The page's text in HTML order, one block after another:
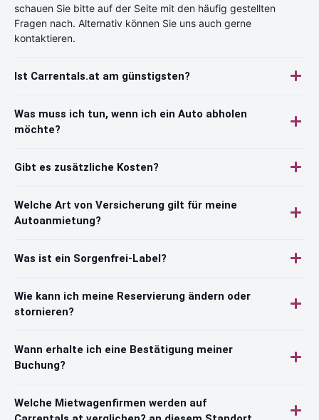
schauen Sie bitte auf der Seite mit den häufig gestellten
Fragen nach. Alternativ können Sie uns auch gerne
kontaktieren.
Ist Carrentals.at am günstigsten?
Was muss ich tun, wenn ich ein Auto abholen
möchte?
Gibt es zusätzliche Kosten?
Welche Art von Versicherung gilt für meine
Autoanmietung?
Was ist ein Sorgenfrei-Label?
Wie kann ich meine Reservierung ändern oder
stornieren?
Wann erhalte ich eine Bestätigung meiner
Buchung?
Welche Mietwagenfirmen werden auf